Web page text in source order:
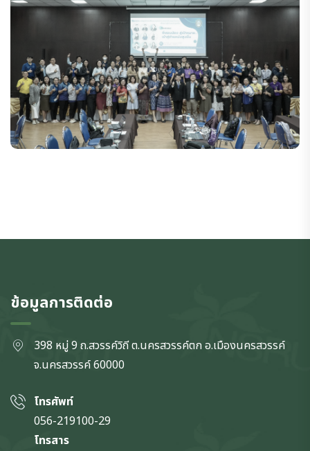
ข้อมูลการติดต่อ
398 หมู่ 9 ถ.สวรรค์วิถี ต.นครสวรรค์ตก อ.เมืองนครสวรรค์
จ.นครสวรรค์60000
โทรศัพท์
056-219100-29
โทรสาร